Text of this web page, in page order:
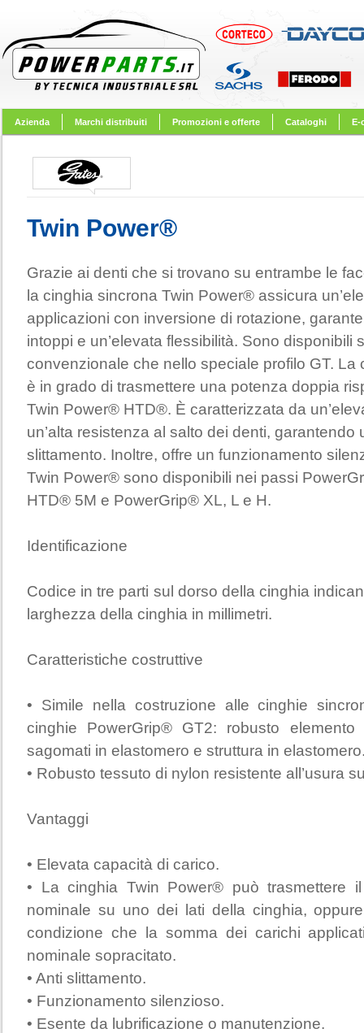
Azienda Marchi distribuiti Promozioni e offerte Cataloghi E-
Twin Power®
Grazie ai denti che si trovano su entrambe le
la cinghia sincrona Twin Power® assicura
applicazioni con inversione di rotazione,
intoppi e un’elevata flessibilità. Sono disponibili
convenzionale che nello speciale profilo GT.
è in grado di trasmettere una potenza doppia
Twin Power® HTD®. È caratterizzata da
un’alta resistenza al salto dei denti,
slittamento. Inoltre, offre un funzionamento
Twin Power® sono disponibili nei passi
HTD® 5M e PowerGrip® XL, L e H.
Identificazione
Codice in tre parti sul dorso della cinghia
larghezza della cinghia in millimetri.
Caratteristiche costruttive
• Simile nella costruzione alle cinghie
cinghie PowerGrip® GT2: robusto
sagomati in elastomero e struttura in
• Robusto tessuto di nylon resistente all’usura
Vantaggi
• Elevata capacità di carico.
• La cinghia Twin Power® può trasmettere
nominale su uno dei lati della cinghia,
condizione che la somma dei carichi
nominale sopracitato.
• Anti slittamento.
• Funzionamento silenzioso.
• Esente da lubrificazione o manutenzione.